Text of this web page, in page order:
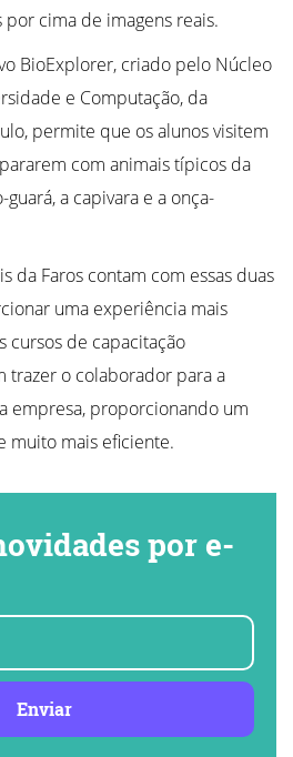
cima de imagens reais.
BioExplorer, criado pelo Núcleo
e Computação, da
permite que os alunos visitem
com animais típicos da
a capivara e a onça-
da Faros contam com essas duas
uma experiência mais
cursos de capacitação
trazer o colaborador para a
empresa, proporcionando um
muito mais eficiente.
por e-
Enviar